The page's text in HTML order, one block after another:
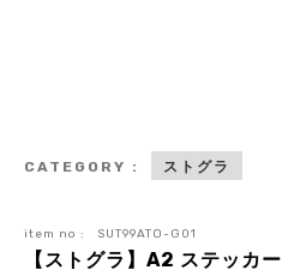
CATEGORY : ストグラ
item no : SUT99ATO-G01
【ストグラ】A2 ステッカー